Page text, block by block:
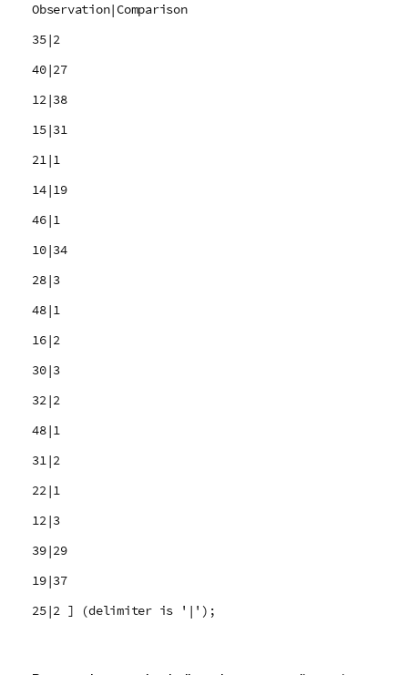
Observation|Comparison
35|2
40|27
12|38
15|31
21|1
14|19
46|1
10|34
28|3
48|1
16|2
30|3
32|2
48|1
31|2
22|1
12|3
39|29
19|37
25|2 ] (delimiter is '|');